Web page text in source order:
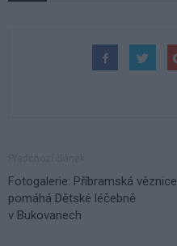
Fotogalerie: Příbramská věznice
pomáhá Dětské léčebně
v Bukovanech